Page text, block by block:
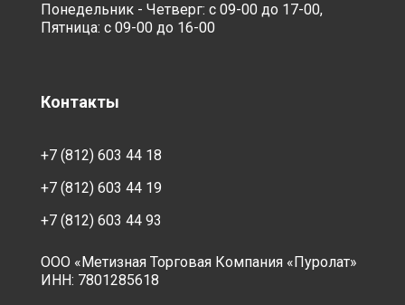
Понедельник - Четверг: с 09-00 до 17-00,
Пятница: с 09-00 до 16-00
Контакты
+7 (812) 603 44 18
+7 (812) 603 44 19
+7 (812) 603 44 93
ООО «Метизная Торговая Компания «Пуролат»
ИНН: 7801285618